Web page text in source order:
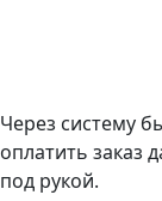
Через систему
оплатить заказ
под рукой.